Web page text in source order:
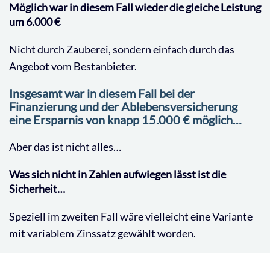
Möglich war in diesem Fall wieder die gleiche Leistung
um 6.000 €
Nicht durch Zauberei, sondern einfach durch das
Angebot vom Bestanbieter.
Insgesamt war in diesem Fall bei der
Finanzierung und der Ablebensversicherung
eine Ersparnis von knapp 15.000 € möglich…
Aber das ist nicht alles…
Was sich nicht in Zahlen aufwiegen lässt ist die
Sicherheit…
Speziell im zweiten Fall wäre vielleicht eine Variante
mit variablem Zinssatz gewählt worden.